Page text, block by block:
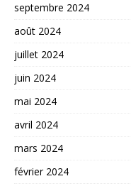
septembre 2024
août 2024
juillet 2024
juin 2024
mai 2024
avril 2024
mars 2024
février 2024